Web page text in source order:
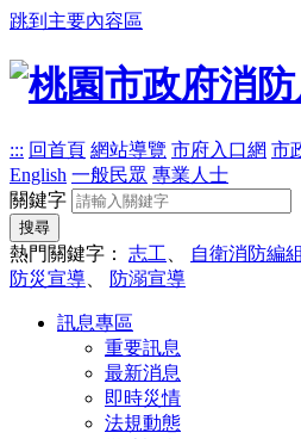
跳到主要內容區
::: 回首頁 網站導覽 市府入口網 市
English 一般民眾 專業人士
關鍵字
搜尋
熱門關鍵字： 志工 自衛消防編組
防災宣導
防溺宣導
訊息專區
重要訊息
最新消息
即時災情
法規動態